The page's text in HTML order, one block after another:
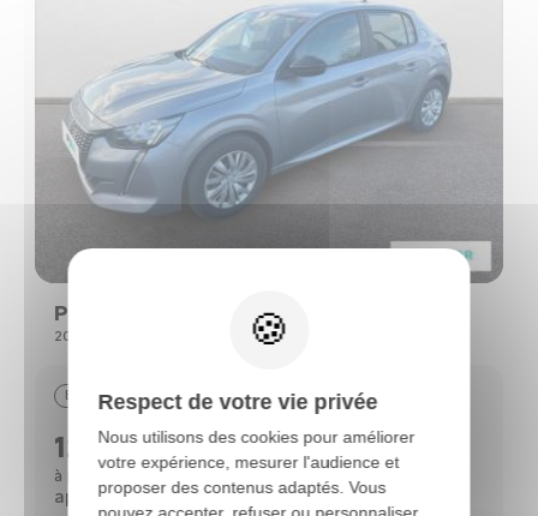
Peugeot 208
208 (2) PURETECH 75 S&S ACTIVE
Essence 29390 km 09/2022
12690 €
à partir de 112 € /mois*
après un 1er loyer de 3 818 €
Respect de votre vie privée
Nous utilisons des cookies pour améliorer
votre expérience, mesurer l'audience et
proposer des contenus adaptés. Vous